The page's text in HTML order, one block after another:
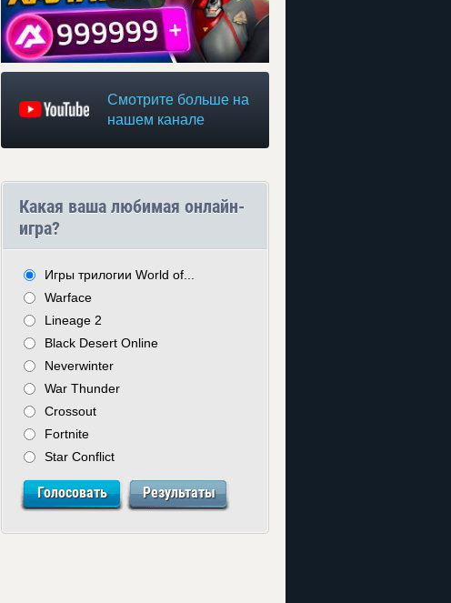
Смотрите больше на
нашем канале
Какая ваша любимая онлайн-
игра?
Игры трилогии World of...
Warface
Lineage 2
Black Desert Online
Neverwinter
War Thunder
Crossout
Fortnite
Star Conflict